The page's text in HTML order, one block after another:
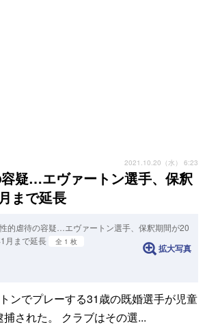
疑…エヴァートン選手、保釈
まで延長
2021.10.20（水） 6:23
的虐待の容疑…エヴァートン選手、保釈期間が20
月まで延長
全 1 枚
拡大写真
ンでプレーする31歳の既婚選手が児童
された。 クラブはその選...